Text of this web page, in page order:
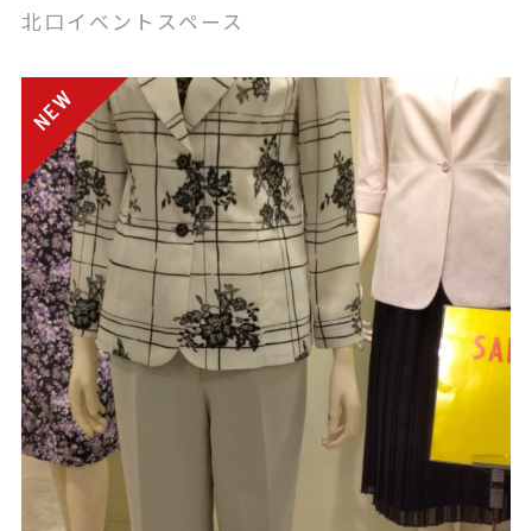
登場？！🍑☕
北口イベントスペース